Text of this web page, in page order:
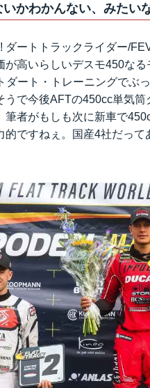
かわかんない、みたい
ダートトラックライダー/
が高いらしいデスモ450な
ダート・トレーニングでぶ
うで今後AFTの450cc単気
筆者がもしも次に新車で
的ですねぇ。国産4社だっ